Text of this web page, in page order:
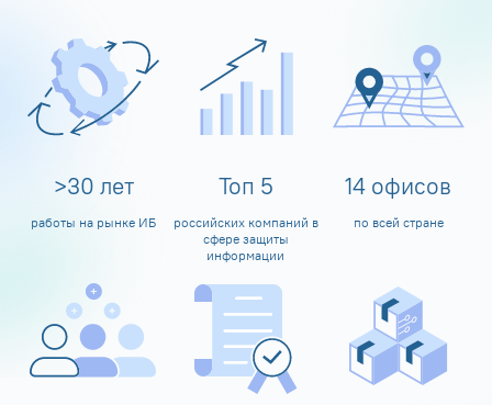
>30 лет
работы на рынке ИБ
Топ 5
российских компаний в
сфере защиты
информации
14 офисов
по всей стране